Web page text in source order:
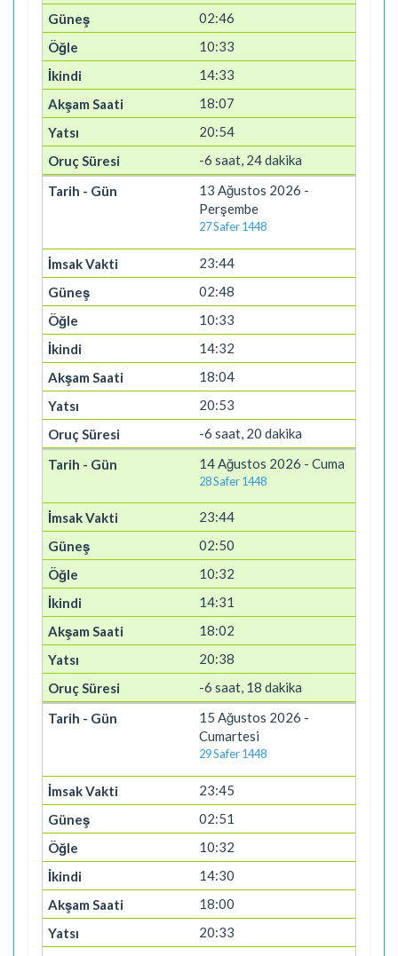
02:46
10:33
14:33
18:07
20:54
-6 saat, 24 dakika
13 Ağustos 2026 -
Perşembe
27 Safer 1448
23:44
02:48
10:33
14:32
18:04
20:53
-6 saat, 20 dakika
14 Ağustos 2026 - Cuma
28 Safer 1448
23:44
02:50
10:32
14:31
18:02
20:38
-6 saat, 18 dakika
15 Ağustos 2026 -
Cumartesi
29 Safer 1448
23:45
02:51
10:32
14:30
18:00
20:33